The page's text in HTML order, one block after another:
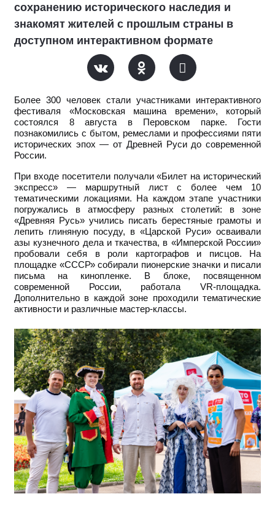
сохранению исторического наследия и
знакомят жителей с прошлым страны в
доступном интерактивном формате
Более 300 человек стали участниками интерактивного
фестиваля «Московская машина времени», который
состоялся 8 августа в Перовском парке. Гости
познакомились с бытом, ремеслами и профессиями пяти
исторических эпох — от Древней Руси до современной
России.
При входе посетители получали «Билет на исторический
экспресс» — маршрутный лист с более чем 10
тематическими локациями. На каждом этапе участники
погружались в атмосферу разных столетий: в зоне
«Древняя Русь» учились писать берестяные грамоты и
лепить глиняную посуду, в «Царской Руси» осваивали
азы кузнечного дела и ткачества, в «Имперской России»
пробовали себя в роли картографов и писцов. На
площадке «СССР» собирали пионерские значки и писали
письма на кинопленке. В блоке, посвященном
современной России, работала VR-площадка.
Дополнительно в каждой зоне проходили тематические
активности и различные мастер-классы.